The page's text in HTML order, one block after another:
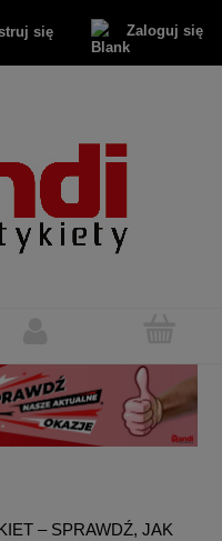
się Zaloguj się
– SPRAWDŹ, JAK